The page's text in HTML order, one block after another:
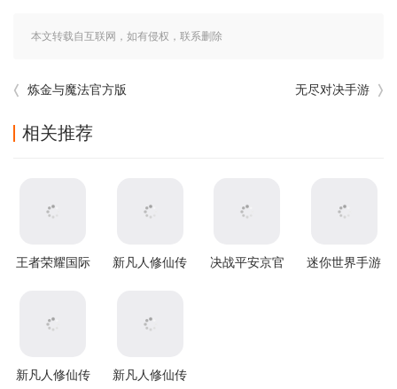
本文转载自互联网，如有侵权，联系删除
炼金与魔法官方版 无尽对决手游
相关推荐
王者荣耀国际
新凡人修仙传
决战平安京官
迷你世界手游
新凡人修仙传
新凡人修仙传